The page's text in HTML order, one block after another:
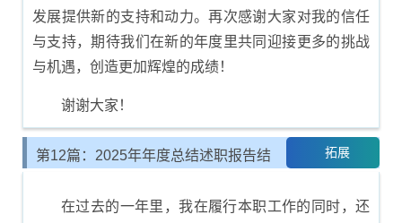
发展提供新的支持和动力。再次感谢大家对我的信任
与支持，期待我们在新的年度里共同迎接更多的挑战
与机遇，创造更加辉煌的成绩！
谢谢大家！
第12篇：2025年年度总结述职报告结 拓展
在过去的一年里，我在履行本职工作的同时，还